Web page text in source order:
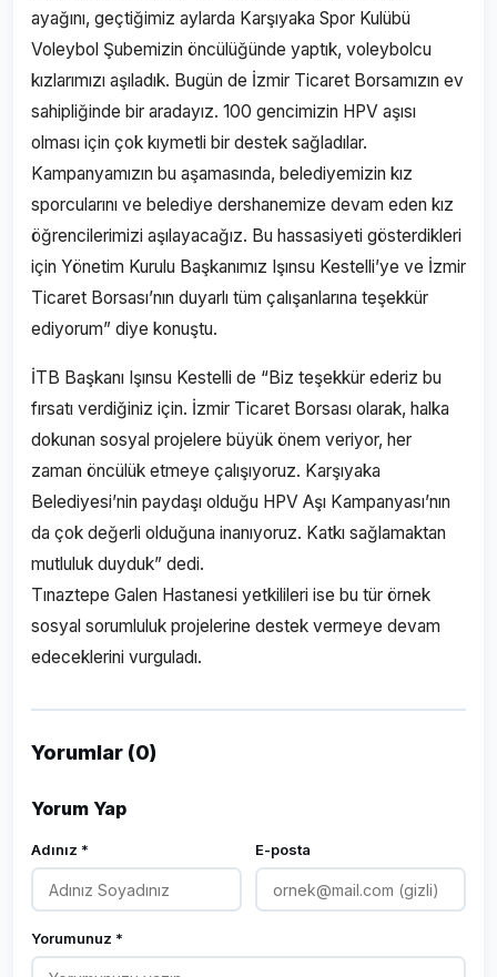
ayağını, geçtiğimiz aylarda Karşıyaka Spor Kulübü
Voleybol Şubemizin öncülüğünde yaptık, voleybolcu
kızlarımızı aşıladık. Bugün de İzmir Ticaret Borsamızın ev
sahipliğinde bir aradayız. 100 gencimizin HPV aşısı
olması için çok kıymetli bir destek sağladılar.
Kampanyamızın bu aşamasında, belediyemizin kız
sporcularını ve belediye dershanemize devam eden kız
öğrencilerimizi aşılayacağız. Bu hassasiyeti gösterdikleri
için Yönetim Kurulu Başkanımız Işınsu Kestelli’ye ve İzmir
Ticaret Borsası’nın duyarlı tüm çalışanlarına teşekkür
ediyorum” diye konuştu.
İTB Başkanı Işınsu Kestelli de “Biz teşekkür ederiz bu
fırsatı verdiğiniz için. İzmir Ticaret Borsası olarak, halka
dokunan sosyal projelere büyük önem veriyor, her
zaman öncülük etmeye çalışıyoruz. Karşıyaka
Belediyesi’nin paydaşı olduğu HPV Aşı Kampanyası’nın
da çok değerli olduğuna inanıyoruz. Katkı sağlamaktan
mutluluk duyduk” dedi.
Tınaztepe Galen Hastanesi yetkilileri ise bu tür örnek
sosyal sorumluluk projelerine destek vermeye devam
edeceklerini vurguladı.
Yorumlar (0)
Yorum Yap
Adınız * E-posta
Yorumunuz *